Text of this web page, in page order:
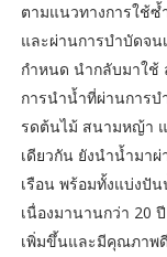
ตามแนวทางการใช้ซ้
และผ่านการบำบัดจ
กำหนด นำกลับมาใช้
การนำน้ำที่ผ่านการบ
รดต้นไม้ สนามหญ้า
เดียวกัน ยังนำน้ำมาผ่
เรือน พร้อมทั้งแบ่งปั
เนื่องมานานกว่า 20
เพิ่มขึ้นและมีคุณภาพ